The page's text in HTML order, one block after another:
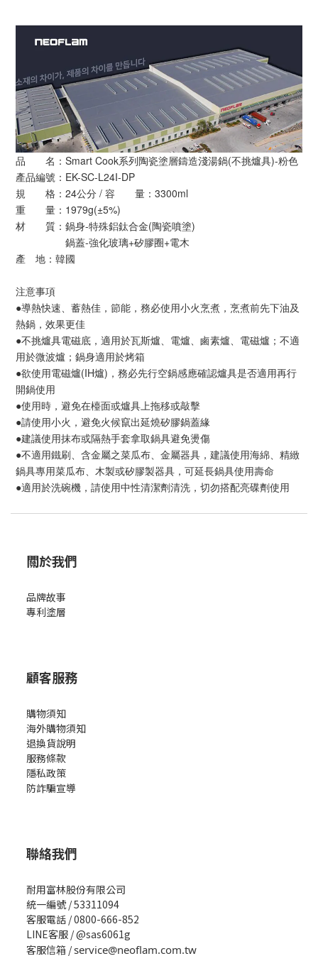
品 名：Smart Cook系列陶瓷塗層鑄造淺湯鍋(不挑爐具)-粉色
產品編號：EK-SC-L24I-DP
規 格：24公分 / 容 量：3300ml
重 量：1979g(±5%)
材 質：鍋身-特殊鋁鈦合金(陶瓷噴塗)
鍋蓋-強化玻璃+矽膠圈+電木
產 地：韓國
注意事項
●導熱快速、蓄熱佳，節能，務必使用小火烹煮，烹煮前先下油及
熱鍋，效果更佳
●不挑爐具電磁底，適用於瓦斯爐、電爐、鹵素爐、電磁爐；不適
用於微波爐；鍋身適用於烤箱
●欲使用電磁爐(IH爐)，務必先行空鍋感應確認爐具是否適用再行
開鍋使用
●使用時，避免在檯面或爐具上拖移或敲擊
●請使用小火，避免火候竄出延燒矽膠鍋蓋緣
●建議使用抹布或隔熱手套拿取鍋具避免燙傷
●不適用鐵刷、含金屬之菜瓜布、金屬器具，建議使用海綿、精緻
鍋具專用菜瓜布、木製或矽膠製器具，可延長鍋具使用壽命
●適用於洗碗機，請使用中性清潔劑清洗，切勿搭配亮碟劑使用
關於我們
品牌故事
專利塗層
顧客服務
購物須知
海外購物須知
退換貨說明
服務條款
隱私政策
防詐騙宣導
聯絡我們
耐用富林股份有限公司
統一編號 / 53311094
客服電話 / 0800-666-852
LINE客服 / @sas6061g
客服信箱 /service@neoflam.com.tw